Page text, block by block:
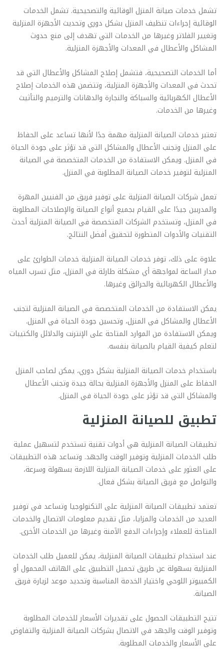
تشمل خدمات صيانة المنزل الوقائية والتصحيحية. تشمل الخدمات
الوقائية إجراءات تنظيف المنزل بشكل دوري وتحديث الأجهزة المنزلية
وتغيير الفلاتر وغيرها من الخدمات التي تهدف إلى منع حدوث
المشاكل والأعطال في المعدات والأجهزة المنزلية.
أما الخدمات التصحيحية، فتشمل إصلاح المشاكل والأعطال التي قد
تحدث في المعدات والأجهزة المنزلية، وتتضمن هذه الخدمات إصلاح
الأعطال الكهربائية والسباكة والنجارة والدهانات والترميم والتأثيث
وغيرها من الخدمات.
تعتبر خدمات الصيانة المنزلية مهمة جدًا لأنها تساعد على الحفاظ
على المنزل وتجنب الأعطال والمشاكل التي قد تؤثر على جودة الحياة
في المنزل. ويمكن الاستفادة من الخدمات المتخصصة في الصيانة
المنزلية لتوفير خدمات الصيانة المطلوبة في المنزل.
تعمل شركات الصيانة المنزلية على توفير فريق من الفنيين المهرة
والمدربين جيدًا على القيام بجميع أنواع الصيانة والإصلاحات المطلوبة
في المنزل، وتستخدم الشركات المتخصصة في الصيانة المنزلية أحدث
التقنيات والأدوات المتطورة لتحقيق أفضل النتائج.
علاوة على ذلك، توفر خدمات الصيانة المنزلية خدمات الطوارئ على
مدار الساعة لمواجهة أي مشكلة طارئة في المنزل، مثل تسرب المياه
والأعطال الكهربائية والحرائق وغيرها.
يمكن الاستفادة من الخدمات المتخصصة في الصيانة المنزلية لتجنب
الأعطال والمشاكل في المنزل، وتحسين جودة الحياة في المنزل.
ويمكن الاستفادة من الموارد المتاحة على الإنترنت والدلائل والكتيبات
لتعلم كيفية القيام بالصيانة بنفسه.
باستخدام خدمات الصيانة المنزلية بشكل دوري، يمكن لصاحب المنزل
الحفاظ على المنزل والأجهزة المنزلية بحالة جيدة وتجنب الأعطال
والمشاكل التي قد تؤثر على جودة الحياة في المنزل.
تطبيق للصيانة المنزلية
تطبيقات الصيانة المنزلية هي أدوات تقنية تستخدم لتسهيل عملية
طلب الخدمات المنزلية وتوفير الوقت والجهد. وتساعد هذه التطبيقات
على العثور على خدمات الصيانة المنزلية اللازمة بسهولة وسرعة،
والتواصل مع فريق الصيانة بشكل فعال.
تعتمد تطبيقات الصيانة المنزلية على التكنولوجيا وتساعد في توفير
العديد من الخدمات والمزايا، مثل تقديم معلومات الاتصال والخدمات
المتاحة للعملاء وإجراءات الدفع الآمنة وغيرها من الخدمات الأخرى.
عند استخدام تطبيقات الصيانة المنزلية، يمكن للعميل طلب الخدمات
المنزلية بسهولة عن طريق تحميل التطبيق على الهاتف المحمول أو
الكمبيوتر اللوحي واختيار الخدمة المناسبة وتحديد موعد لزيارة فريق
الصيانة.
تتيح التطبيقات الحصول على تقديرات الأسعار للخدمات المطلوبة
وتوفير الوقت والجهد في الاتصال بشركات الصيانة المنزلية والتفاوض
على الأسعار والخدمات المطلوبة.